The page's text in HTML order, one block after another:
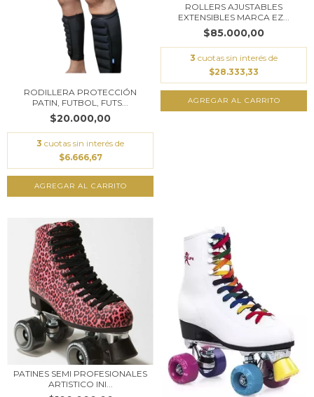
RODILLERA PROTECCIÓN
PATIN, FUTBOL, FUTS...
$20.000,00
3 cuotas sin interés de
$6.666,67
AGREGAR AL CARRITO
ROLLERS AJUSTABLES
EXTENSIBLES MARCA EZ...
$85.000,00
3 cuotas sin interés de
$28.333,33
AGREGAR AL CARRITO
PATINES SEMI PROFESIONALES
ARTISTICO INI...